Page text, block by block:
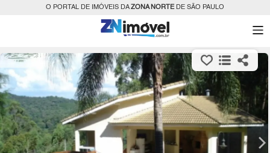
O PORTAL DE IMÓVEIS DAZONA NORTEDE SÃO PAULO